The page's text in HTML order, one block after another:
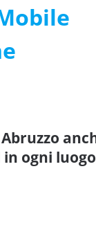
ogni